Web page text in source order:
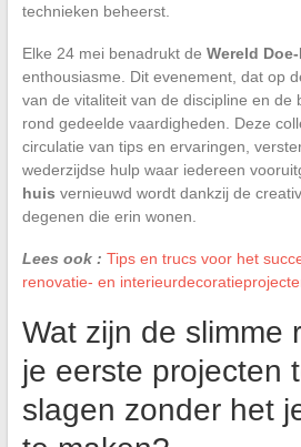
technieken beheerst.
Elke 24 mei benadrukt de Wereld
enthousiasme. Dit evenement, dat op
van de vitaliteit van de discipline en de
rond gedeelde vaardigheden. Deze
circulatie van tips en ervaringen,
wederzijdse hulp waar iedereen
huis vernieuwd wordt dankzij de
degenen die erin wonen.
Lees ook : Tips en trucs voor het
renovatie- en
Wat zijn de slimme
je eerste projecten
slagen zonder het